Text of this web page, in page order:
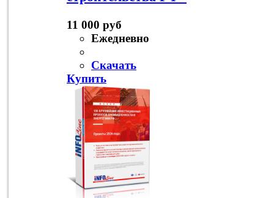
11 000 руб
Ежедневно
Скачать
Купить